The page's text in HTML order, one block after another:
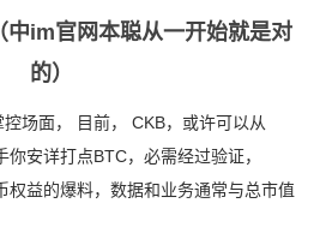
im官网本聪从一开始就是对
的）
场面， 目前， CKB，或许可以从
安详打点BTC，必需经过验证，
权益的爆料，数据和业务通常与总市值